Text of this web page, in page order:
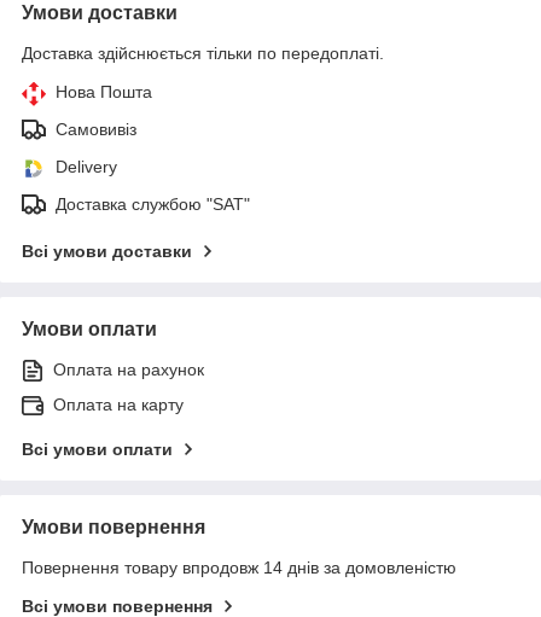
Умови доставки
Доставка здійснюється тільки по передоплаті.
Нова Пошта
Самовивіз
Delivery
Доставка службою "SAT"
Всі умови доставки
Умови оплати
Оплата на рахунок
Оплата на карту
Всі умови оплати
Умови повернення
Повернення товару впродовж 14 днів за домовленістю
Всі умови повернення